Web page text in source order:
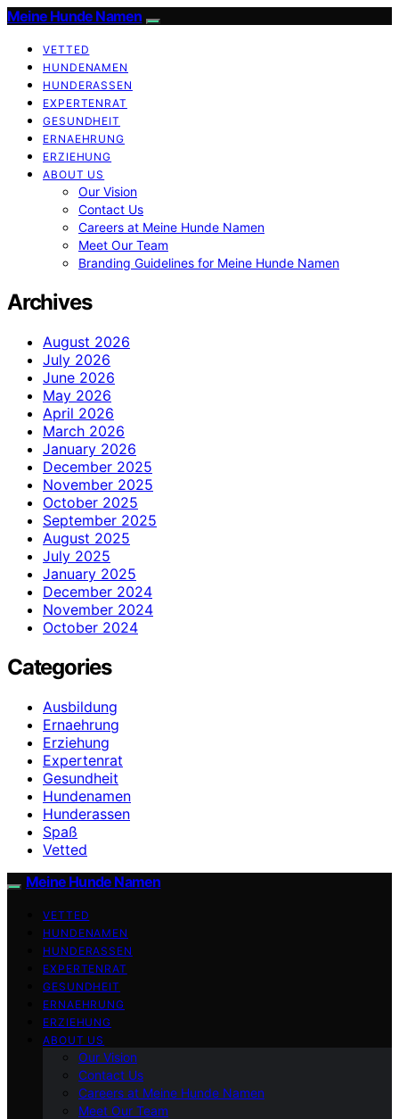
Meine Hunde Namen
VETTED
HUNDENAMEN
HUNDERASSEN
EXPERTENRAT
GESUNDHEIT
ERNAEHRUNG
ERZIEHUNG
ABOUT US
Our Vision
Contact Us
Careers at Meine Hunde Namen
Meet Our Team
Branding Guidelines for Meine Hunde Namen
Archives
August 2026
July 2026
June 2026
May 2026
April 2026
March 2026
January 2026
December 2025
November 2025
October 2025
September 2025
August 2025
July 2025
January 2025
December 2024
November 2024
October 2024
Categories
Ausbildung
Ernaehrung
Erziehung
Expertenrat
Gesundheit
Hundenamen
Hunderassen
Spaß
Vetted
Meine Hunde Namen
VETTED
HUNDENAMEN
HUNDERASSEN
EXPERTENRAT
GESUNDHEIT
ERNAEHRUNG
ERZIEHUNG
ABOUT US
Our Vision
Contact Us
Careers at Meine Hunde Namen
Meet Our Team